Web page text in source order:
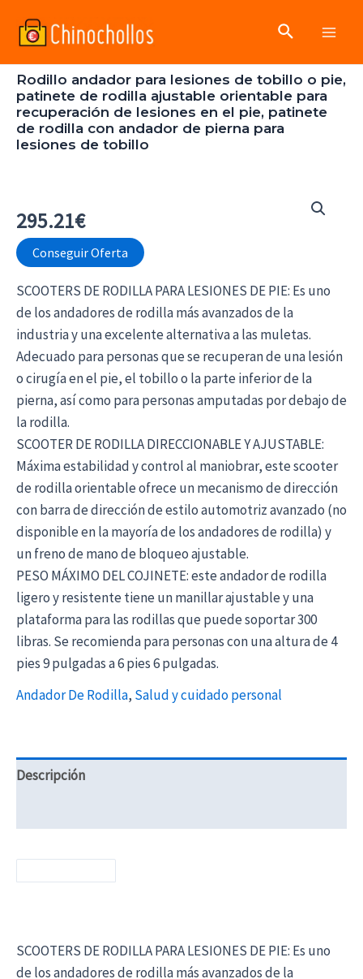
Buscar
Rodillo andador para lesiones de tobillo o pie,
patinete de rodilla ajustable orientable para
recuperación de lesiones en el pie, patinete
de rodilla con andador de pierna para
lesiones de tobillo
295.21€
Conseguir Oferta
SCOOTERS DE RODILLA PARA LESIONES DE PIE: Es uno
de los andadores de rodilla más avanzados de la
industria y una excelente alternativa a las muletas.
Adecuado para personas que se recuperan de una lesión
o cirugía en el pie, el tobillo o la parte inferior de la
pierna, así como para personas amputadas por debajo de
la rodilla.
SCOOTER DE RODILLA DIRECCIONABLE Y AJUSTABLE:
Máxima estabilidad y control al maniobrar, este scooter
de rodilla orientable ofrece un mecanismo de dirección
con barra de dirección de estilo automotriz avanzado (no
disponible en la mayoría de los andadores de rodilla) y
un freno de mano de bloqueo ajustable.
PESO MÁXIMO DEL COJINETE: este andador de rodilla
ligero y resistente tiene un manillar ajustable y una
plataforma para las rodillas que puede soportar 300
libras. Se recomienda para personas con una altura de 4
pies 9 pulgadas a 6 pies 6 pulgadas.
Andador De Rodilla, Salud y cuidado personal
Descripción
SCOOTERS DE RODILLA PARA LESIONES DE PIE: Es uno
de los andadores de rodilla más avanzados de la